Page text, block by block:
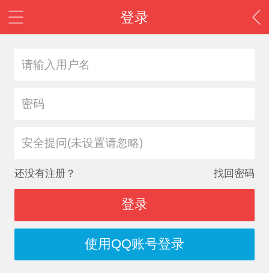
登录
安全提问(未设置请忽略)
还没有注册？ 找回密码
登录
使用QQ账号登录